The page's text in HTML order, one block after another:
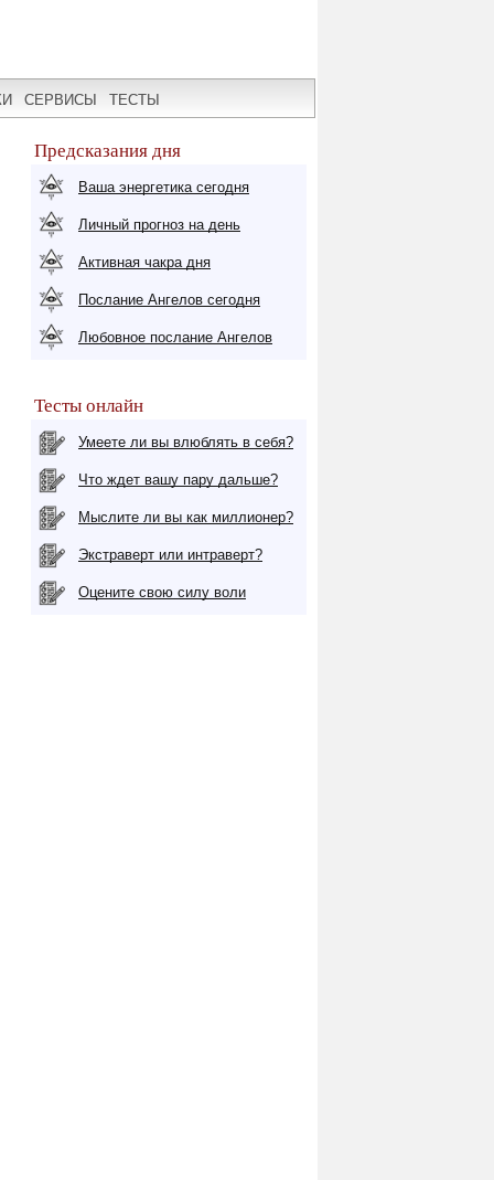
СЕРВИСЫ ТЕСТЫ
Предсказания дня
Ваша энергетика сегодня
Личный прогноз на день
Активная чакра дня
Послание Ангелов сегодня
Любовное послание Ангелов
Тесты онлайн
Умеете ли вы влюблять в себя?
Что ждет вашу пару дальше?
Мыслите ли вы как миллионер?
Экстраверт или интраверт?
Оцените свою силу воли